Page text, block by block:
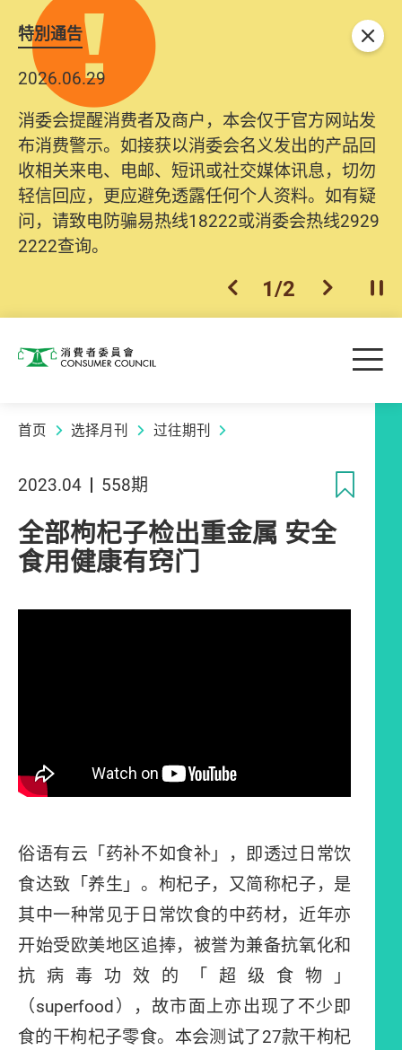
特別通告
2026.06.29
消委会提醒消费者及商户，本会仅于官方网站发
布消费警示。如接获以消委会名义发出的产品回
收相关来电、电邮、短讯或社交媒体讯息，切勿
轻信回应，更应避免透露任何个人资料。如有疑
问，请致电防骗易热线18222或消委会热线2929
2222查询。
上一个
1/2 下一个开
关闭
消费者委员会 目
首页 选择月刊 过往期刊
2023.04 558期
全部枸杞子检出重金属 安全
食用健康有窍门
俗语有云「药补不如食补」，即透过日常饮
食达致「养生」。枸杞子，又简称杞子，是
其中一种常见于日常饮食的中药材，近年亦
开始受欧美地区追捧，被誉为兼备抗氧化和
抗病毒功效的「超级食物」
（superfood），故市面上亦出现了不少即
食的干枸杞子零食。本会测试了27款干枸杞